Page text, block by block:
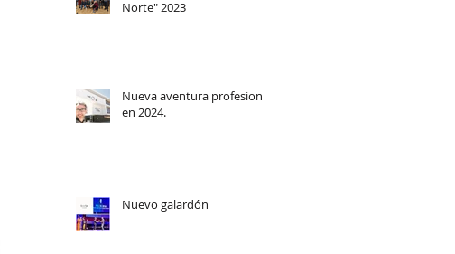
Norte" 2023
Nueva aventura profesional
en 2024.
Nuevo galardón